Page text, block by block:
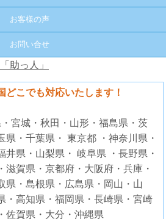
お客様の声
お問い合せ
助っ人」
どこでも対応いたします！
宮城・秋田・山形・福島県・茨
県・千葉県・ 東京都 ・神奈川県・
井県・山梨県・ 岐阜県 ・長野県・
滋賀県・京都府・大阪府・兵庫・
県・島根県・広島県・岡山・山
・高知県・福岡県・長崎県・宮崎
佐賀県・大分・沖縄県